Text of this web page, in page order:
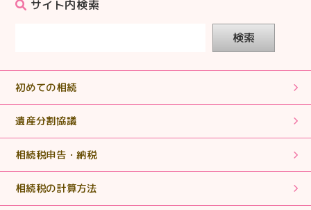
【相続税申告】ていねいに対応していただきありがとう
【相続税申告】誰にも相談するつてのない方の支えとな
っていって下さい。
2025.07.31
【相続税申告】丁寧な説明でわかりやすくとても助かり
ました。
サイト内検索
検索
初めての相続
遺産分割協議
相続税申告・納税
相続税の計算方法